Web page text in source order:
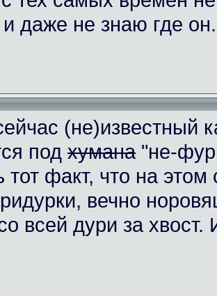
даже не знаю где он.
(не)известный
под хумана "не-
тот факт, что на этом
вечно
всей дури за